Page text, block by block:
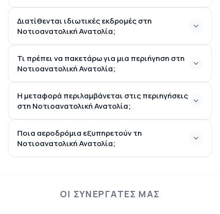
Διατίθενται ιδιωτικές εκδρομές στη
Νοτιοανατολική Ανατολία;
Τι πρέπει να πακετάρω για μια περιήγηση στη
Νοτιοανατολική Ανατολία;
Η μεταφορά περιλαμβάνεται στις περιηγήσεις
στη Νοτιοανατολική Ανατολία;
Ποια αεροδρόμια εξυπηρετούν τη
Νοτιοανατολική Ανατολία;
ΟΙ ΣΥΝΕΡΓΆΤΕΣ ΜΑΣ